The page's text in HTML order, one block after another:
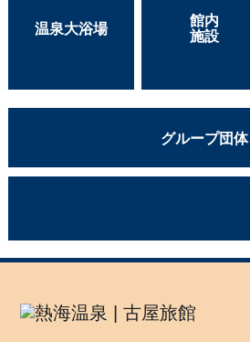
温泉大浴場
館内
施設
グループ団体